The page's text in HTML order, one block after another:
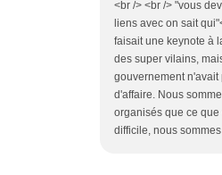
<br /> <br /> "vous
liens avec on sait
faisait une keynote à
des super vilains,
gouvernement
d'affaire. Nous
organisés que ce
difficile, nous